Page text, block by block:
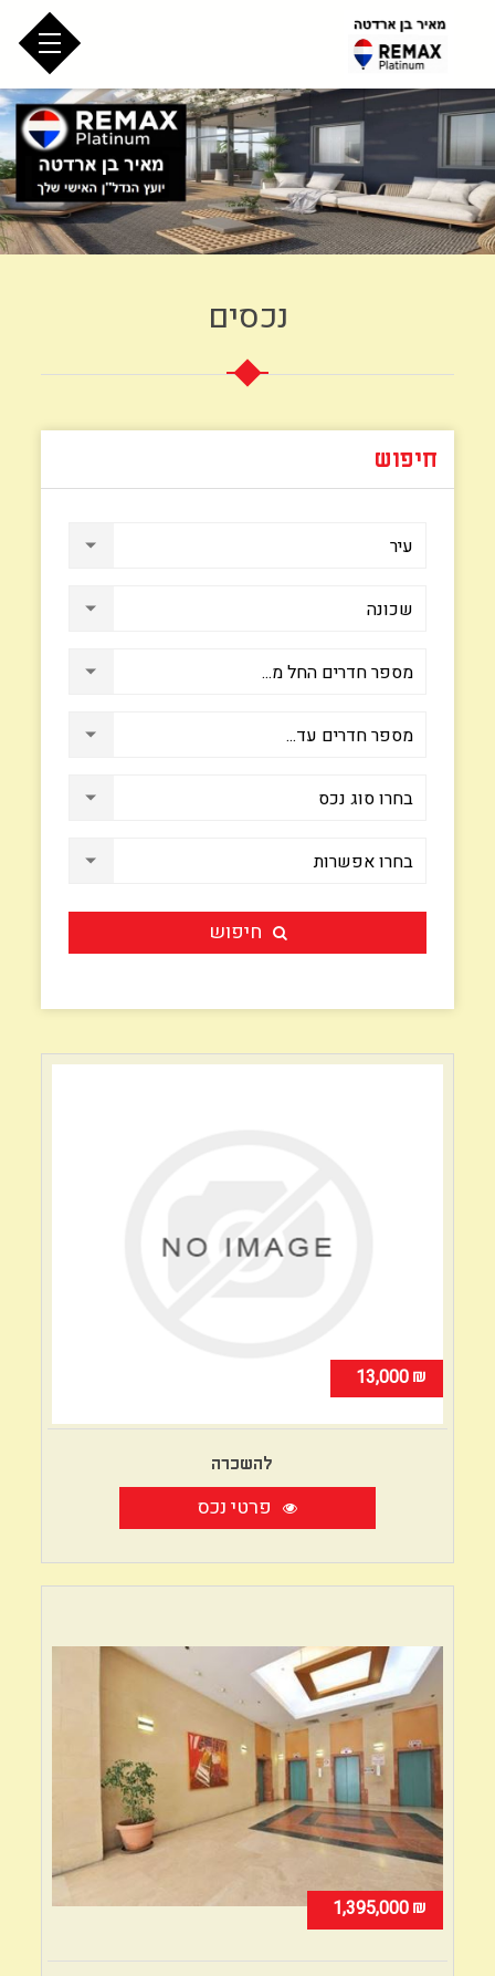
נכסים
חיפוש
חיפוש
13,000 ₪
להשכרה
פרטי נכס
1,395,000 ₪